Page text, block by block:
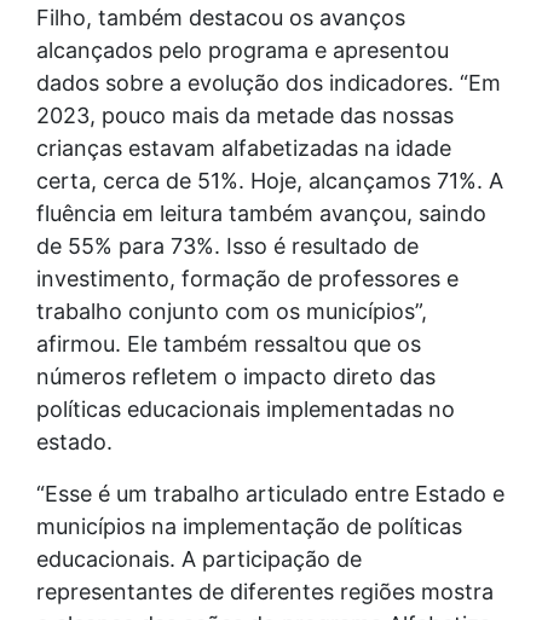
Filho, também destacou os avanços
alcançados pelo programa e apresentou
dados sobre a evolução dos indicadores. “Em
2023, pouco mais da metade das nossas
crianças estavam alfabetizadas na idade
certa, cerca de 51%. Hoje, alcançamos 71%. A
fluência em leitura também avançou, saindo
de 55% para 73%. Isso é resultado de
investimento, formação de professores e
trabalho conjunto com os municípios”,
afirmou. Ele também ressaltou que os
números refletem o impacto direto das
políticas educacionais implementadas no
estado.
“Esse é um trabalho articulado entre Estado e
municípios na implementação de políticas
educacionais. A participação de
representantes de diferentes regiões mostra